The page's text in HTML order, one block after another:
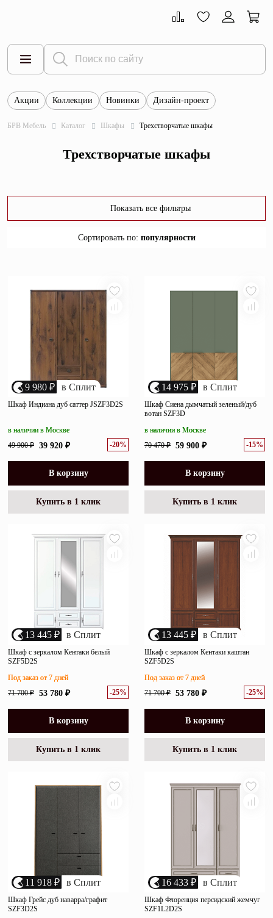
Все товары
Тумбы
Шкафы
Полки
Матрасы
Прихожие
Освещение
О нас
Наши салоны
Покупателям
Обратный звонок
Акции Коллекции Новинки Дизайн-проект
БРВ Мебель Каталог Шкафы Трехстворчатые шкафы
Трехстворчатые шкафы
Показать все фильтры
Сортировать по: популярности
9 980 ₽ в Сплит
Шкаф Индиана дуб саттер JSZF3D2S
49 900 ₽ 39 920 ₽ -20%
в наличии в Москве
В корзину
Купить в 1 клик
14 975 ₽ в Сплит
Шкаф Сиена дымчатый зеленый/дуб
вотан SZF3D
70 470 ₽ 59 900 ₽ -15%
в наличии в Москве
В корзину
Купить в 1 клик
13 445 ₽ в Сплит
Шкаф с зеркалом Кентаки белый
SZF5D2S
71 700 ₽ 53 780 ₽ -25%
Под заказ от 7 дней
В корзину
Купить в 1 клик
13 445 ₽ в Сплит
Шкаф с зеркалом Кентаки каштан
SZF5D2S
71 700 ₽ 53 780 ₽ -25%
Под заказ от 7 дней
В корзину
Купить в 1 клик
11 918 ₽ в Сплит
Шкаф Грейс дуб наварра/графит
SZF3D2S
16 433 ₽ в Сплит
Шкаф Флоренция персидский жемчуг
SZF1L2D2S